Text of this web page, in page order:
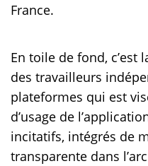
France.
En toile de fond,
des travailleurs
plateformes qui est
d’usage de
incitatifs, intégrés de
transparente dans